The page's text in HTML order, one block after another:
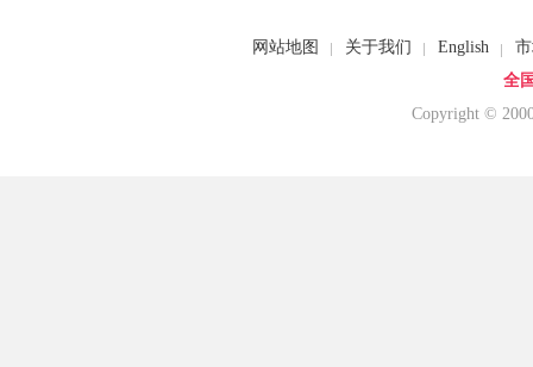
网站地图 关于我们 English
全
Copyright ©